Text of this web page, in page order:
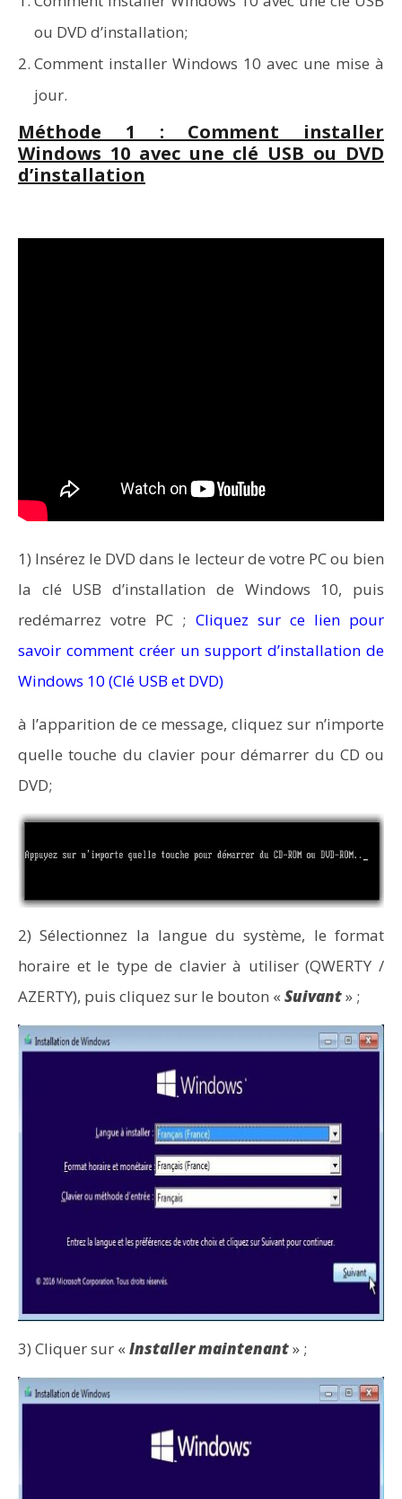
ou DVD d’installation;
Comment installer Windows 10 avec une mise à
jour.
Méthode 1 : Comment installer
Windows 10 avec une clé USB ou DVD
d’installation
1) Insérez le DVD dans le lecteur de votre PC ou bien
la clé USB d’installation de Windows 10, puis
redémarrez votre PC ; Cliquez sur ce lien pour
savoir comment créer un support d’installation de
Windows 10 (Clé USB et DVD)
à l’apparition de ce message, cliquez sur n’importe
quelle touche du clavier pour démarrer du CD ou
DVD;
2) Sélectionnez la langue du système, le format
horaire et le type de clavier à utiliser (QWERTY /
AZERTY), puis cliquez sur le bouton « Suivant» ;
3) Cliquer sur « Installer maintenant» ;